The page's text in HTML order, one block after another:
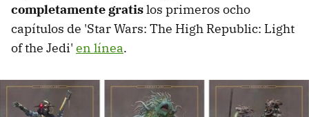
completamente gratislos primeros ocho
capítulos de 'Star Wars: The High Republic: Light
of the Jedi' en línea.